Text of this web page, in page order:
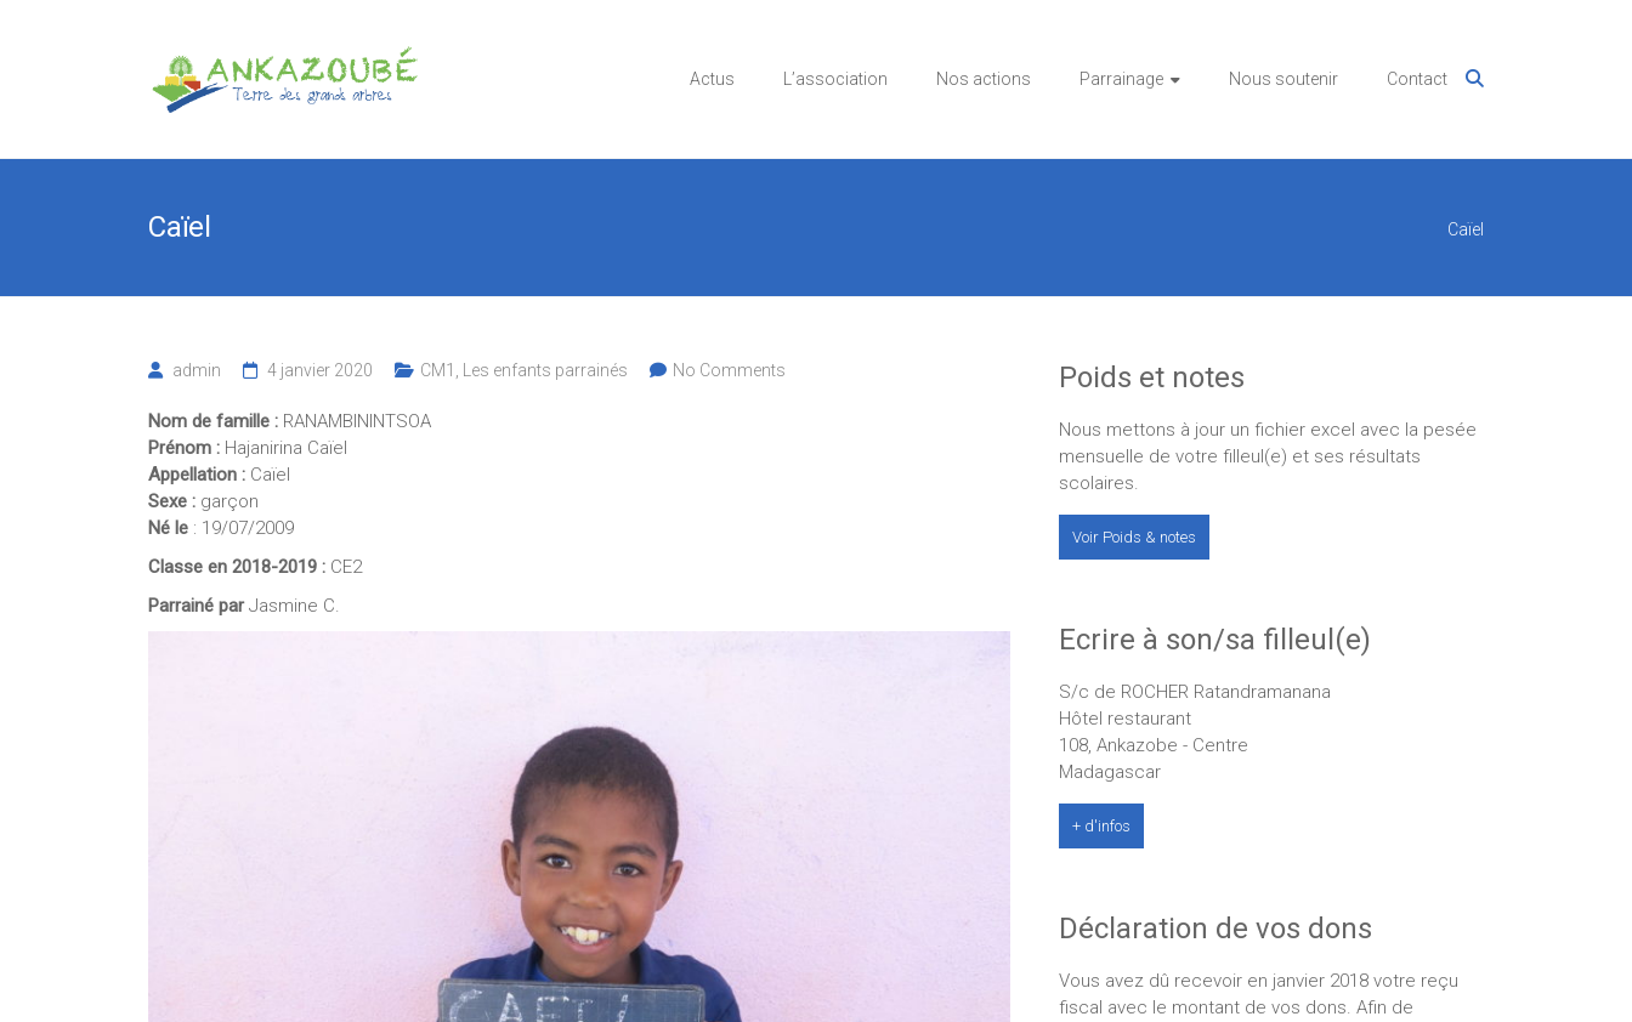
Association
Ankazoube
Terre
Arbres
Actus L’association Nos actions Parrainage Nous soutenir Contact
Caïel Caïel
admin 4 janvier 2020 CM1 Les enfants parrainés No Comments
Nom de famille : RANAMBININTSOA
Prénom : Hajanirina Caïel
Appellation : Caïel
Sexe : garçon
Né le : 19/07/2009
Classe en 2018-2019 : CE2
Parrainé parJasmine C.
Poids et notes
Nous mettons à jour un fichier excel avec la pesée
mensuelle de votre filleul(e) et ses résultats
scolaires.
Voir Poids & notes
Ecrire à son/sa filleul(e)
S/c de ROCHER Ratandramanana
Hôtel restaurant
108, Ankazobe - Centre
Madagascar
+ d'infos
Déclaration de vos dons
Vous avez dû recevoir en janvier 2018 votre reçu
fiscal avec le montant de vos dons. Afin de